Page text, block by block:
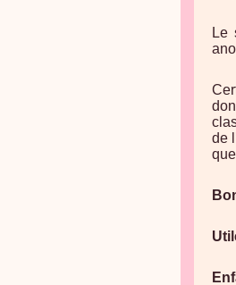
Le
de